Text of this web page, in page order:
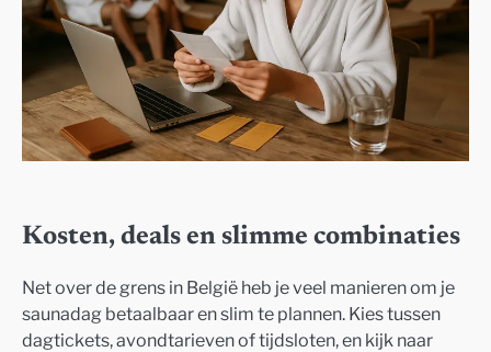
Kosten, deals en slimme combinaties
Net over de grens in België heb je veel manieren om je
saunadag betaalbaar en slim te plannen. Kies tussen
dagtickets, avondtarieven of tijdsloten, en kijk naar